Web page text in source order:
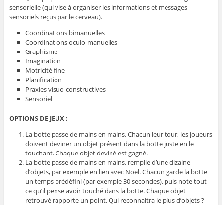
sensorielle (qui vise à organiser les informations et messages
sensoriels reçus par le cerveau).
Coordinations bimanuelles
Coordinations oculo-manuelles
Graphisme
Imagination
Motricité fine
Planification
Praxies visuo-constructives
Sensoriel
OPTIONS DE JEUX :
La botte passe de mains en mains. Chacun leur tour, les joueurs
doivent deviner un objet présent dans la botte juste en le
touchant. Chaque objet deviné est gagné.
La botte passe de mains en mains, remplie d’une dizaine
d’objets, par exemple en lien avec Noël. Chacun garde la botte
un temps prédéfini (par exemple 30 secondes), puis note tout
ce qu’il pense avoir touché dans la botte. Chaque objet
retrouvé rapporte un point. Qui reconnaitra le plus d’objets ?